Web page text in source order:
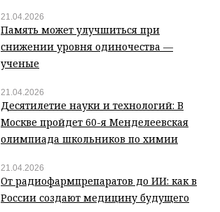
21.04.2026
Память может улучшиться при
снижении уровня одиночества —
ученые
21.04.2026
Десятилетие науки и технологий: В
Москве пройдет 60-я Менделеевская
олимпиада школьников по химии
21.04.2026
От радиофармпрепаратов до ИИ: как в
России создают медицину будущего